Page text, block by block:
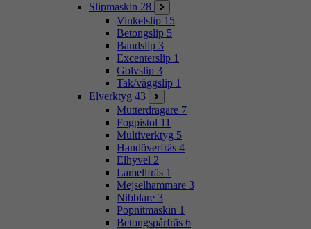
Slipmaskin 28
Vinkelslip 15
Betongslip 5
Bandslip 3
Excenterslip 1
Golvslip 3
Tak/väggslip 1
Elverktyg 43
Mutterdragare 7
Fogpistol 11
Multiverktyg 5
Handöverfräs 4
Elhyvel 2
Lamellfräs 1
Mejselhammare 3
Nibblare 3
Popnitmaskin 1
Betongspårfräs 6